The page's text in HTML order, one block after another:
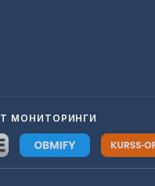
МОНИТОРИНГИ